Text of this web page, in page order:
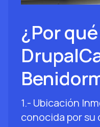
¿Por
1.- Ubicación
conocida por su